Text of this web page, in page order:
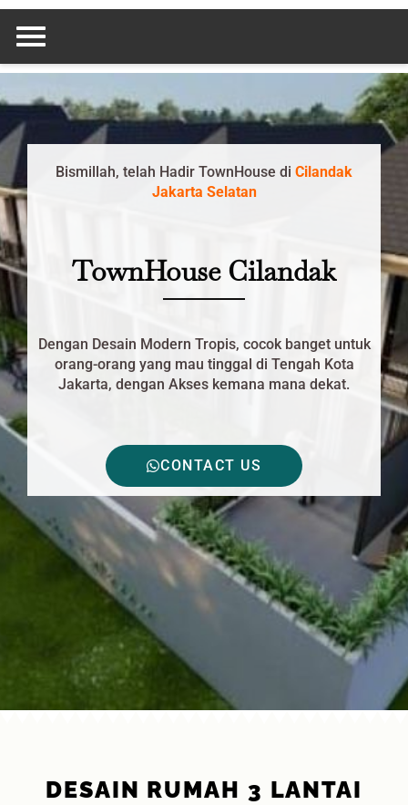
Skip
content
Bismillah, telah Hadir TownHouse di Cilandak
Jakarta Selatan
TownHouse Cilandak
Dengan Desain Modern Tropis, cocok banget untuk
orang-orang yang mau tinggal di Tengah Kota
Jakarta, dengan Akses kemana mana dekat.
CONTACT US
DESAIN RUMAH 3 LANTAI